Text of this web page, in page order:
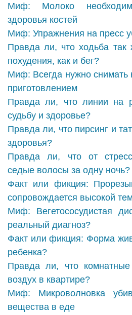
Миф: Молоко
здоровья костей
Миф: Упражнения на пресс
Правда ли, что ходьба
похудения, как и бег?
Миф: Всегда нужно снимать
приготовлением
Правда ли, что линии на
судьбу и здоровье?
Правда ли, что пирсинг и
здоровья?
Правда ли, что от
седые волосы за одну ночь?
Факт или фикция:
сопровождается высокой
Миф: Вегетососудистая
реальный диагноз?
Факт или фикция: Форма
ребенка?
Правда ли, что
воздух в квартире?
Миф: Микроволновка
вещества в еде